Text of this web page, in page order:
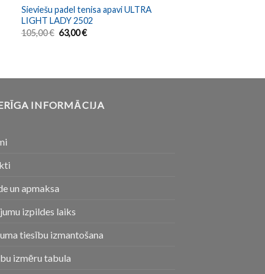
Sieviešu padel tenisa apavi ULTRA
LIGHT LADY 2502
105,00€ 63,00€
INFORMĀCIJA
un apmaksa
izpildes laiks
tiesību izmantošana
izmēru tabula